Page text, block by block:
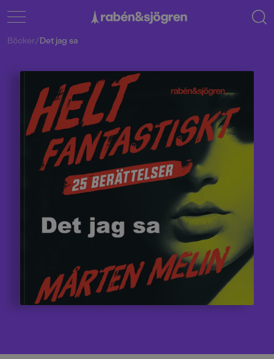
Böcker/Det jag sa